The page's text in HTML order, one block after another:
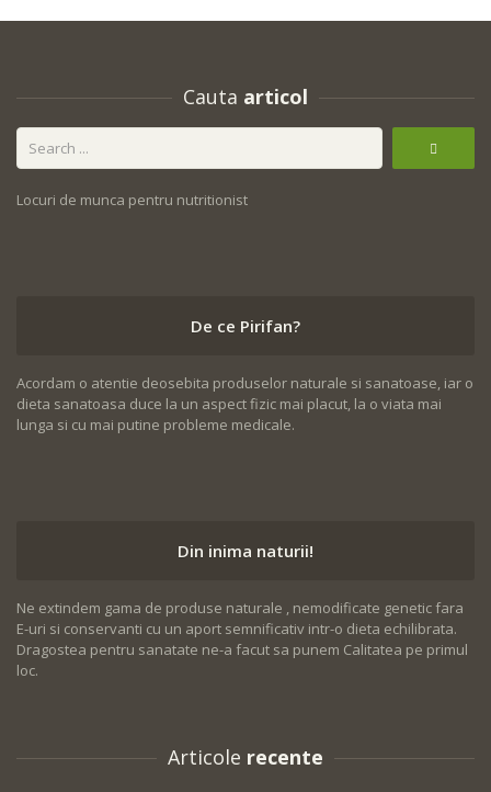
Cauta articol
Locuri de munca pentru nutritionist
De ce Pirifan?
Acordam o atentie deosebita produselor naturale si sanatoase, iar o
dieta sanatoasa duce la un aspect fizic mai placut, la o viata mai
lunga si cu mai putine probleme medicale.
Din inima naturii!
Ne extindem gama de produse naturale , nemodificate genetic fara
E-uri si conservanti cu un aport semnificativ intr-o dieta echilibrata.
Dragostea pentru sanatate ne-a facut sa punem Calitatea pe primul
loc.
Articole recente